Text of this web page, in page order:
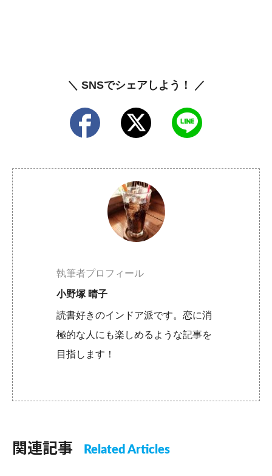
＼ SNSでシェアしよう！ ／
執筆者プロフィール
小野塚 晴子
読書好きのインドア派です。恋に消
極的な人にも楽しめるような記事を
目指します！
関連記事 Related Articles